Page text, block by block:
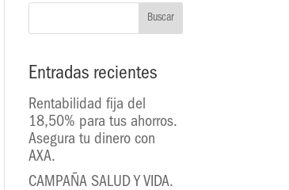
Entradas recientes
Rentabilidad fija del
18,50% para tus ahorros.
Asegura tu dinero con
AXA.
CAMPAÑA SALUD Y VIDA.